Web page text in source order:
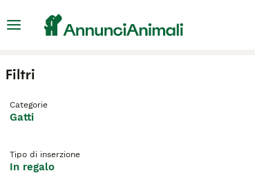
Filtri
Categorie
Gatti
Tipo di inserzione
In regalo